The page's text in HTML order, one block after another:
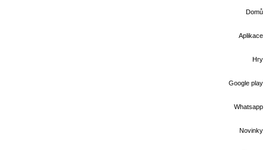
Domů
Aplikace
Hry
Google play
Whatsapp
Novinky